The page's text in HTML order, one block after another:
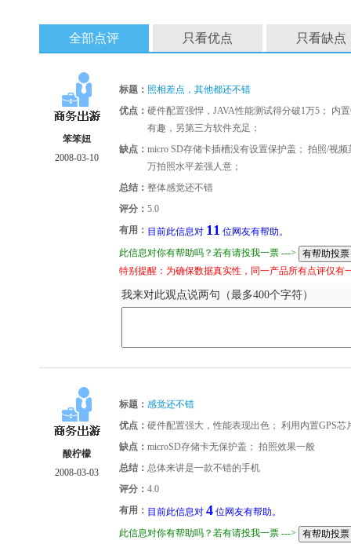
全部点评 只看优点 只看缺点
笨笨妞
2008-03-10
标题： 照相差点，其他都还不错
优点： 硬件配置强悍，JAVA性能测试得分破1万5； 内
有趣，另第三方软件充足；
缺点： micro SD存储卡插槽没有设置保护盖； 拍照/视
万拍照水平差强人意；
总结： 整体感觉还不错
评分： 5.0
有用： 目前此信息对 11 位网友有帮助。
此信息对你有帮助吗？若有请投我一票 --->
特别提醒：为确保数据真实性，同一产品所有点评仅有
我来对此观点说两句（最多400个字符）
酸柠檬
2008-03-03
标题： 感觉还不错
优点： 硬件配置强大，性能表现出色； 利用内置GPS
缺点： microSD存储卡无保护盖； 拍照效果一般
总结： 总体来讲是一款不错的手机
评分： 4.0
有用： 目前此信息对 4 位网友有帮助。
此信息对你有帮助吗？若有请投我一票 --->